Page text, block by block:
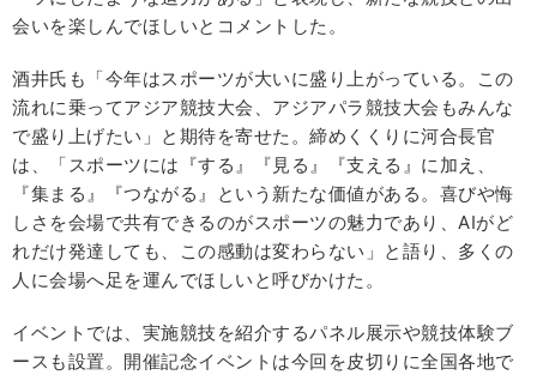
会いを楽しんでほしいとコメントした。
酒井氏も「今年はスポーツが大いに盛り上がっている。この
流れに乗ってアジア競技大会、アジアパラ競技大会もみんな
で盛り上げたい」と期待を寄せた。締めくくりに河合長官
は、「スポーツには『する』『見る』『支える』に加え、
『集まる』『つながる』という新たな価値がある。喜びや悔
しさを会場で共有できるのがスポーツの魅力であり、AIがど
れだけ発達しても、この感動は変わらない」と語り、多くの
人に会場へ足を運んでほしいと呼びかけた。
イベントでは、実施競技を紹介するパネル展示や競技体験ブ
ースも設置。開催記念イベントは今回を皮切りに全国各地で